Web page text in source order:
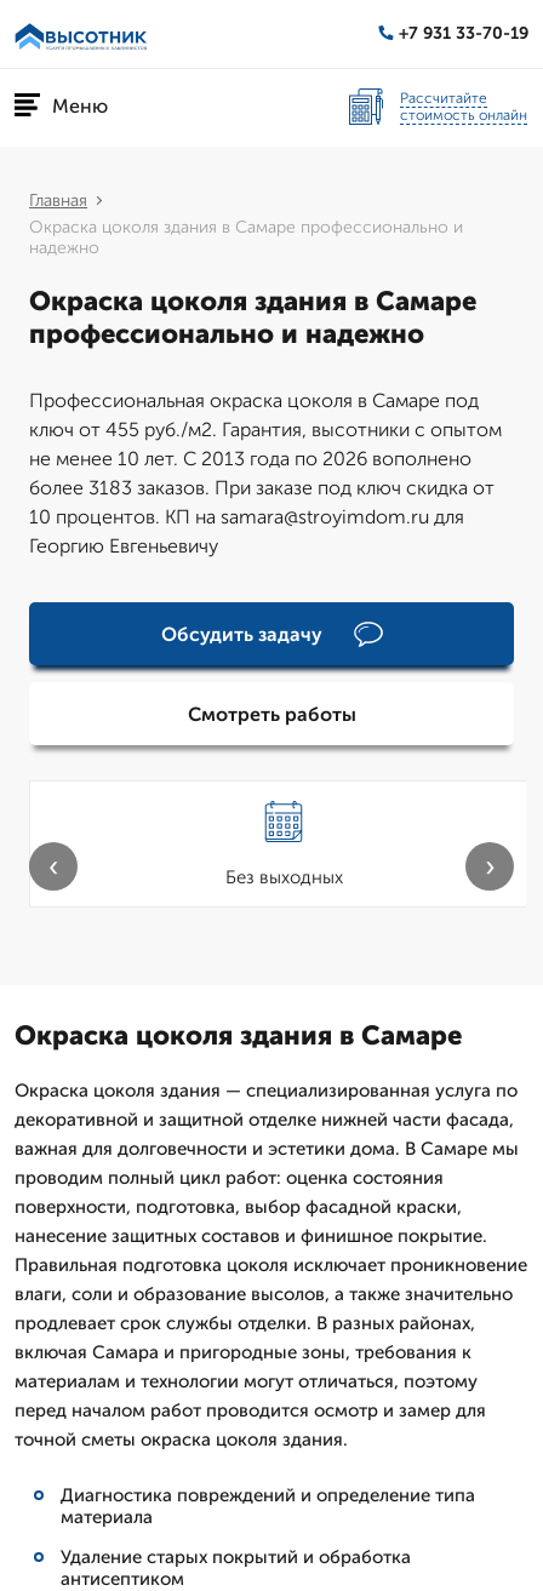
+7 931 33-70-19
Меню
Рассчитайте
стоимость онлайн
Главная
Окраска цоколя здания в Самаре профессионально и
надежно
Окраска цоколя здания в Самаре
профессионально и надежно
Профессиональная окраска цоколя в Самаре под
ключ от 455 руб./м2. Гарантия, высотники с опытом
не менее 10 лет. С 2013 года по 2026 вополнено
более 3183 заказов. При заказе под ключ скидка от
10 процентов. КП на samara@stroyimdom.ru для
Георгию Евгеньевичу
Обсудить задачу
Смотреть работы
Без выходных
‹ ›
Окраска цоколя здания в Самаре
Окраска цоколя здания — специализированная услуга по
декоративной и защитной отделке нижней части фасада,
важная для долговечности и эстетики дома. В Самаре мы
проводим полный цикл работ: оценка состояния
поверхности, подготовка, выбор фасадной краски,
нанесение защитных составов и финишное покрытие.
Правильная подготовка цоколя исключает проникновение
влаги, соли и образование высолов, а также значительно
продлевает срок службы отделки. В разных районах,
включая Самара и пригородные зоны, требования к
материалам и технологии могут отличаться, поэтому
перед началом работ проводится осмотр и замер для
точной сметы окраска цоколя здания.
Диагностика повреждений и определение типа
материала
Удаление старых покрытий и обработка
антисептиком